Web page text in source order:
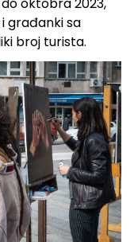
oktobra 2023,
građanki sa
broj turista.